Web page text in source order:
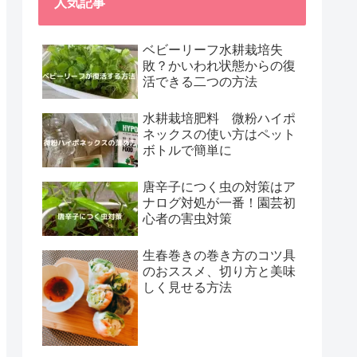
人気記事
ベビーリーフ水耕栽培失
敗？かいわれ状態からの復
活できる二つの方法
水耕栽培肥料 微粉ハイポ
ネックスの使い方はペット
ボトルで簡単に
唐辛子につく虫の対策はア
ナログ対処が一番！園芸初
心者の害虫対策
生春巻きの巻き方のコツ具
のおススメ、切り方と美味
しく見せる方法